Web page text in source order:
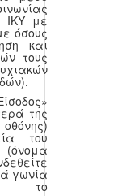
ΙΚΥ με
όσους
και
τους
της
του
γωνία
το